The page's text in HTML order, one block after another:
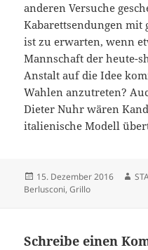
anderen Versuche
Kabarettsendungen mit
ist zu erwarten, wenn
Mannschaft der heute-
Anstalt auf die Idee
Wahlen anzutreten?
Dieter Nuhr wären
italienische Modell
Veröffentlicht
am
15. Dezember 2016
Berlusconi,Grillo
Schreibe einen